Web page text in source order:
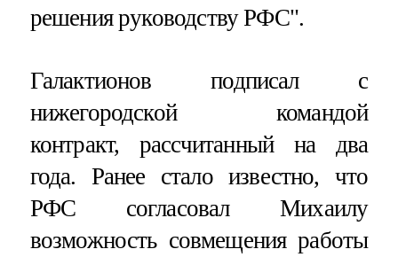
решения руководству РФС".
Галактионов подписал с
нижегородской командой
контракт, рассчитанный на два
года. Ранее стало известно, что
РФС согласовал Михаилу
возможность совмещения работы